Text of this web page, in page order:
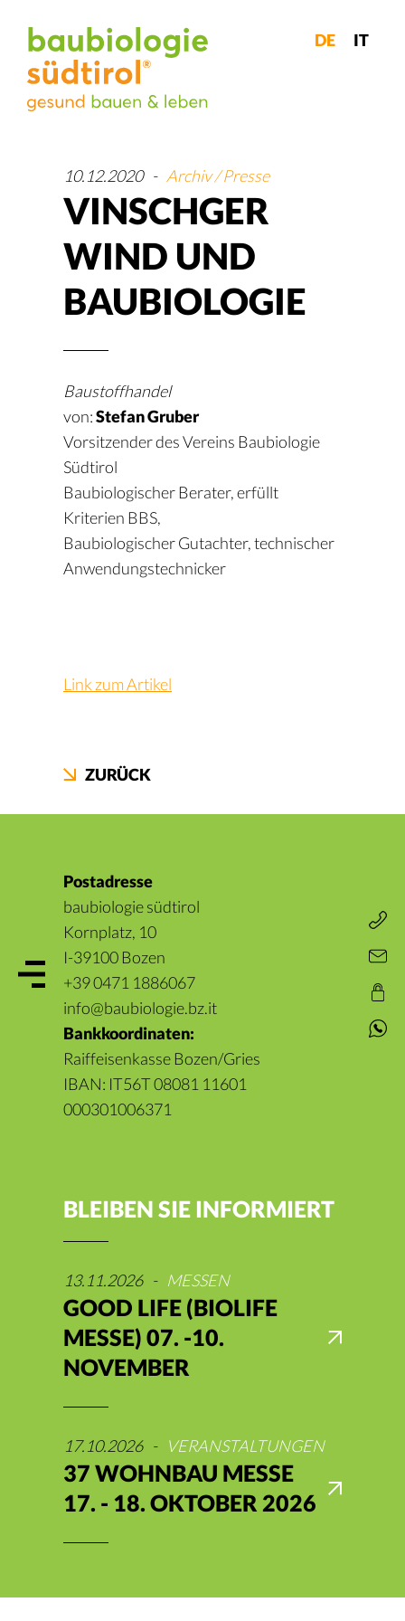
DE IT
10.12.2020 - Archiv / Presse
VINSCHGER
WIND UND
BAUBIOLOGIE
Baustoffhandel
von:Stefan Gruber
Vorsitzender des Vereins Baubiologie
Südtirol
Baubiologischer Berater, erfüllt
Kriterien BBS,
Baubiologischer Gutachter, technischer
Anwendungstechnicker
Link zum Artikel
ZURÜCK
Postadresse
baubiologie südtirol
Kornplatz, 10
I-39100 Bozen
+39 0471 1886067
info@baubiologie.bz.it
Bankkoordinaten:
Raiffeisenkasse Bozen/Gries
IBAN: IT56T 08081 11601
000301006371
BLEIBEN SIE INFORMIERT
13.11.2026 - MESSEN
GOOD LIFE (BIOLIFE
MESSE) 07. -10.
NOVEMBER
17.10.2026 - VERANSTALTUNGEN
37 WOHNBAU MESSE
17. - 18. OKTOBER 2026